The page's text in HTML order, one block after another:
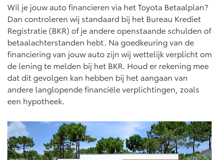
Wil je jouw auto financieren via het Toyota Betaalplan?
Dan controleren wij standaard bij het Bureau Krediet
Registratie (BKR) of je andere openstaande schulden of
betaalachterstanden hebt. Na goedkeuring van de
financiering van jouw auto zijn wij wettelijk verplicht om
de lening te melden bij het BKR. Houd er rekening mee
dat dit gevolgen kan hebben bij het aangaan van
andere langlopende financiële verplichtingen, zoals
een hypotheek.